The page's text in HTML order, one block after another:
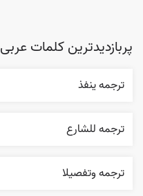
پربازدیدترین کلمات عربی
ترجمه ينفذ
ترجمه للشارع
ترجمه وتفصيلا